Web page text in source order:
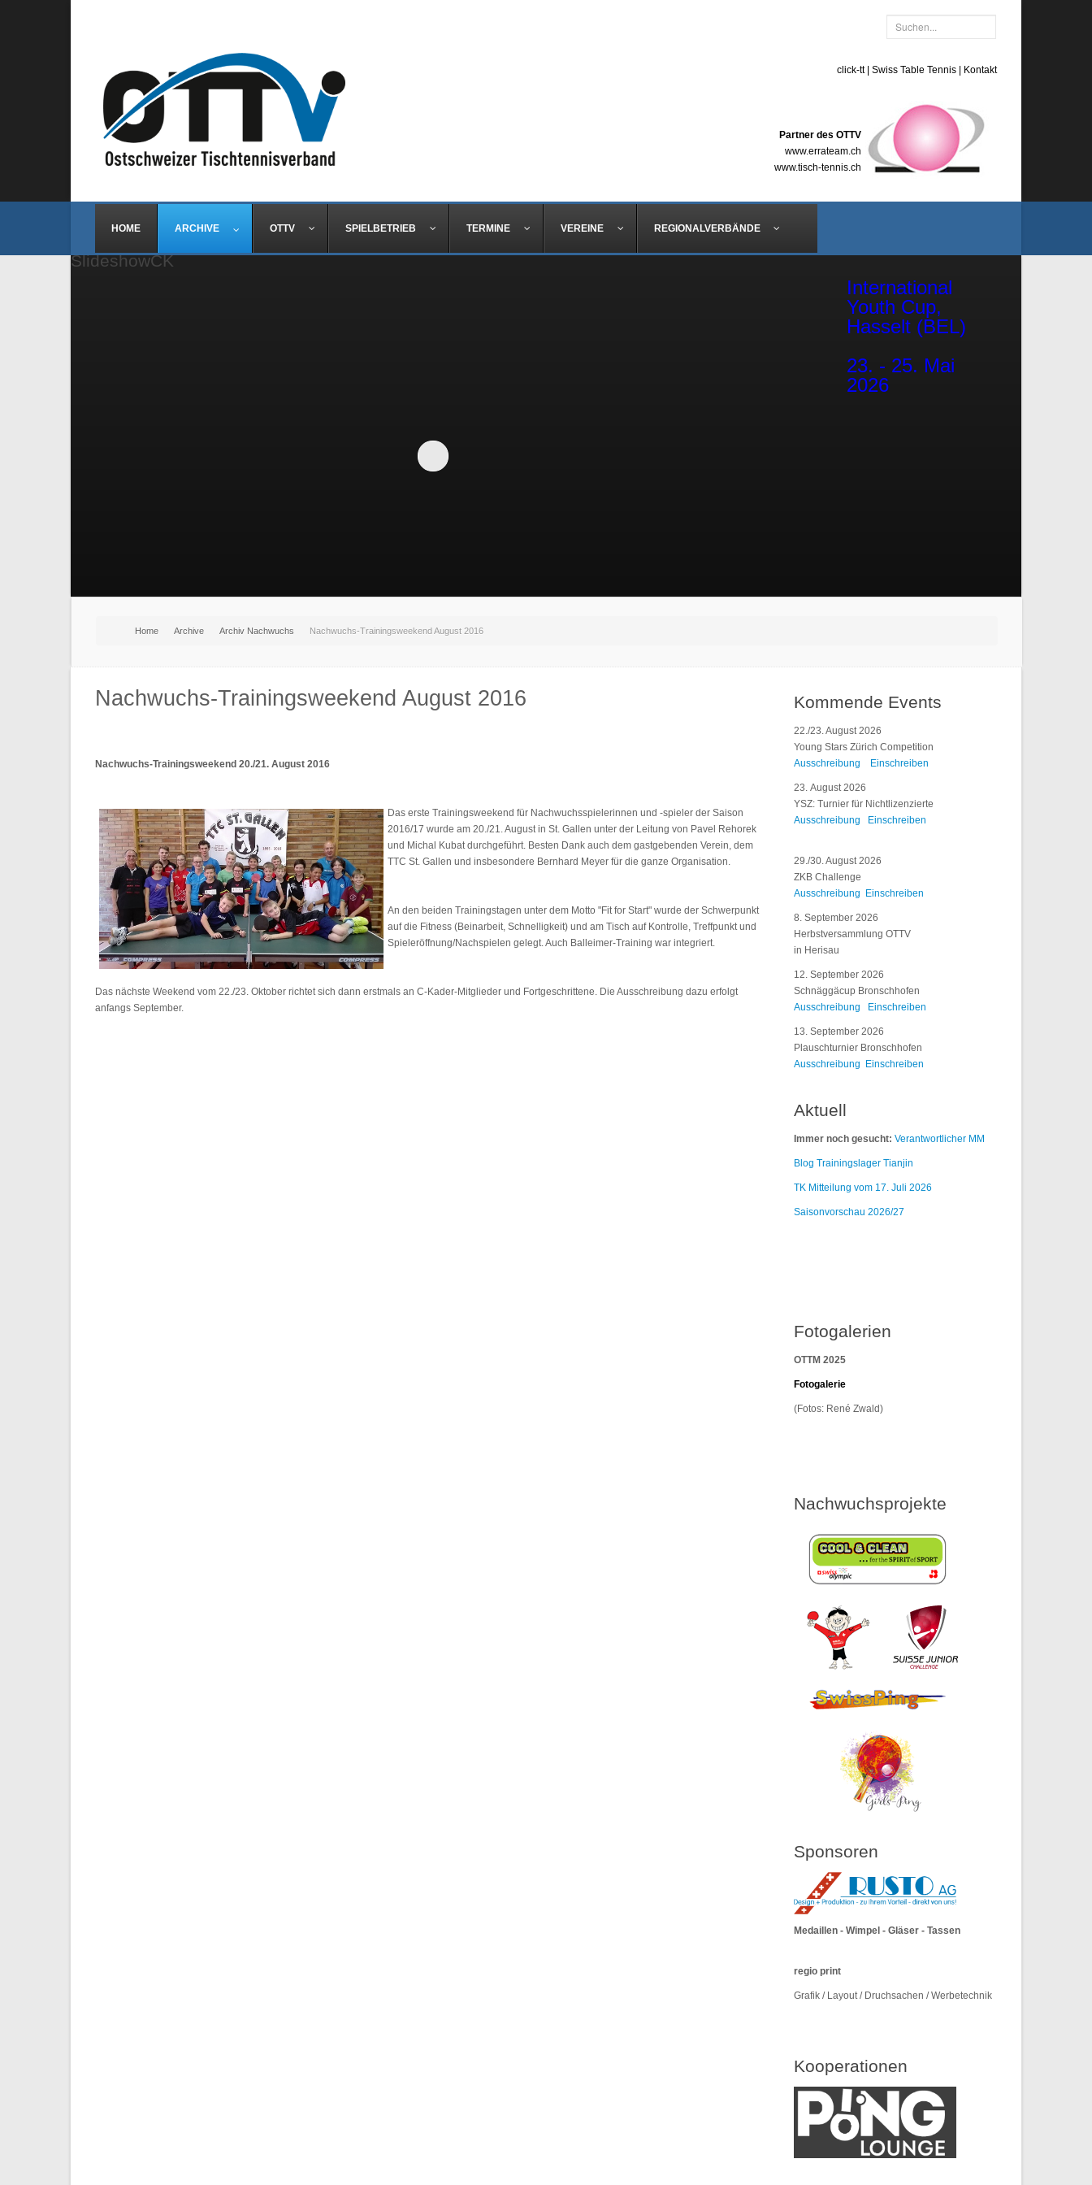
click-tt| Swiss Table Tennis Kontakt
Partner des OTTV
www.errateam.ch
www.tisch-tennis.ch
HOME ARCHIVE OTTV SPIELBETRIEB TERMINE VEREINE REGIONALVERBÄNDE
SlideshowCK
International
Youth Cup,
Hasselt (BEL)
23. - 25. Mai
2026
Home Archive Archiv Nachwuchs Nachwuchs-Trainingsweekend August 2016
Nachwuchs-Trainingsweekend August 2016
Nachwuchs-Trainingsweekend 20./21. August 2016
Das erste Trainingsweekend für Nachwuchsspielerinnen und -spieler der Saison
2016/17 wurde am 20./21. August in St. Gallen unter der Leitung von Pavel Rehorek
und Michal Kubat durchgeführt. Besten Dank auch dem gastgebenden Verein, dem
TTC St. Gallen und insbesondere Bernhard Meyer für die ganze Organisation.
An den beiden Trainingstagen unter dem Motto "Fit for Start" wurde der Schwerpunkt
auf die Fitness (Beinarbeit, Schnelligkeit) und am Tisch auf Kontrolle, Treffpunkt und
Spieleröffnung/Nachspielen gelegt. Auch Balleimer-Training war integriert.
Das nächste Weekend vom 22./23. Oktober richtet sich dann erstmals an C-Kader-Mitglieder und Fortgeschrittene. Die Ausschreibung dazu erfolgt
anfangs September.
Kommende Events
22./23. August 2026
Young Stars Zürich Competition
Ausschreibung
Einschreiben
23. August 2026
YSZ: Turnier für Nichtlizenzierte
Ausschreibung
Einschreiben
29./30. August 2026
ZKB Challenge
Ausschreibung
Einschreiben
8. September 2026
Herbstversammlung OTTV
in Herisau
12. September 2026
Schnäggäcup Bronschhofen
Ausschreibung
Einschreiben
13. September 2026
Plauschturnier Bronschhofen
Ausschreibung
Einschreiben
Aktuell
Immer noch gesucht: Verantwortlicher MM
Blog Trainingslager Tianjin
TK Mitteilung vom 17. Juli 2026
Saisonvorschau 2026/27
Fotogalerien
OTTM 2025
Fotogalerie
(Fotos: René Zwald)
Nachwuchsprojekte
Sponsoren
Medaillen - Wimpel - Gläser - Tassen
regio print
Grafik / Layout / Druchsachen / Werbetechnik
Kooperationen